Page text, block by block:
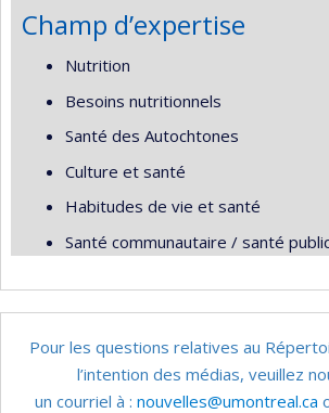
Champ d’expertise
Nutrition
Besoins nutritionnels
Santé des Autochtones
Culture et santé
Habitudes de vie et santé
Santé communautaire / santé
Pour les questions relatives au
l’intention des médias, veuillez
un courriel à : nouvelles@umontreal.ca